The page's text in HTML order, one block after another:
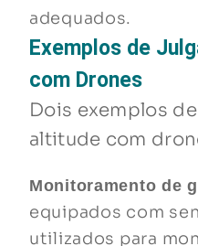
adequados.
Exemplos de
com Drones
Dois exemplos
altitude com
Monitoramento de
equipados com
utilizados para